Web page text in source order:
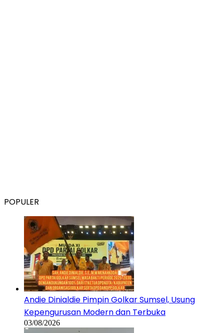
POPULER
Andie Dinialdie Pimpin Golkar Sumsel, Usung
Kepengurusan Modern dan Terbuka
03/08/2026